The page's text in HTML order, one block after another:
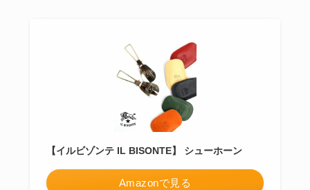
【イルビゾンテ IL BISONTE】 シューホーン
Amazonで見る